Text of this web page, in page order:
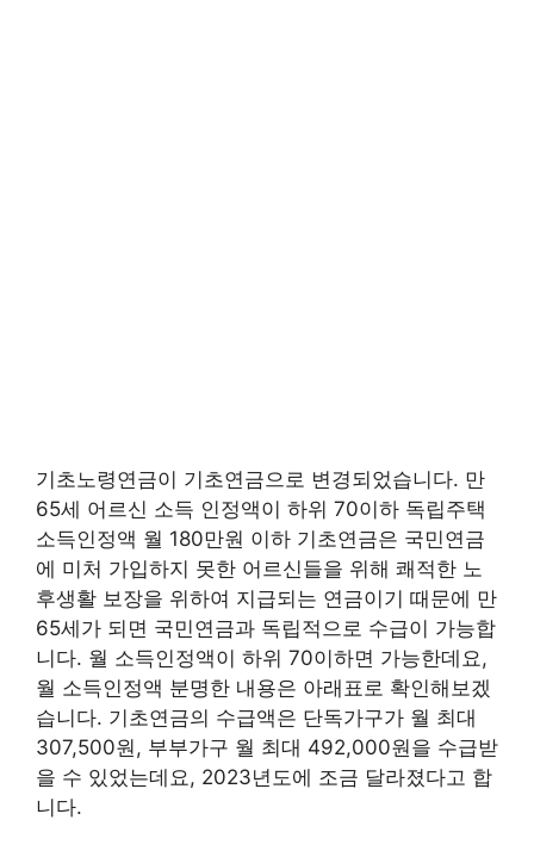
기초노령연금이 기초연금으로 변경되었습니다. 만
65세 어르신 소득 인정액이 하위 70이하 독립주택
소득인정액 월 180만원 이하 기초연금은 국민연금
에 미처 가입하지 못한 어르신들을 위해 쾌적한 노
후생활 보장을 위하여 지급되는 연금이기 때문에 만
65세가 되면 국민연금과 독립적으로 수급이 가능합
니다. 월 소득인정액이 하위 70이하면 가능한데요,
월 소득인정액 분명한 내용은 아래표로 확인해보겠
습니다. 기초연금의 수급액은 단독가구가 월 최대
307,500원, 부부가구 월 최대 492,000원을 수급받
을 수 있었는데요, 2023년도에 조금 달라졌다고 합
니다.